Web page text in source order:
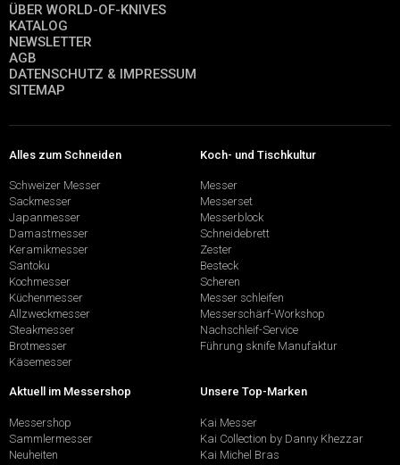
ÜBER WORLD-OF-KNIVES
KATALOG
NEWSLETTER
AGB
DATENSCHUTZ & IMPRESSUM
SITEMAP
Alles zum Schneiden
Schweizer Messer
Sackmesser
Japanmesser
Damastmesser
Keramikmesser
Santoku
Kochmesser
Küchenmesser
Allzweckmesser
Steakmesser
Brotmesser
Käsemesser
Koch- und Tischkultur
Messer
Messerset
Messerblock
Schneidebrett
Zester
Besteck
Scheren
Messer schleifen
Messerschärf-Workshop
Nachschleif-Service
Führung sknife Manufaktur
Aktuell im Messershop
Messershop
Sammlermesser
Neuheiten
Unsere Top-Marken
Kai Messer
Kai Collection by Danny Khezzar
Kai Michel Bras